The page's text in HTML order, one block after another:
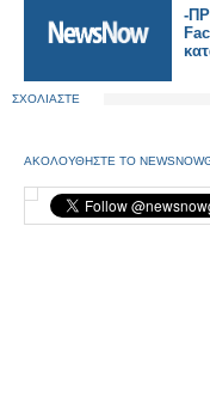
-
ΣΧΟΛΙΑΣΤΕ
ΑΚΟΛΟΥΘΗΣΤΕ ΤΟ